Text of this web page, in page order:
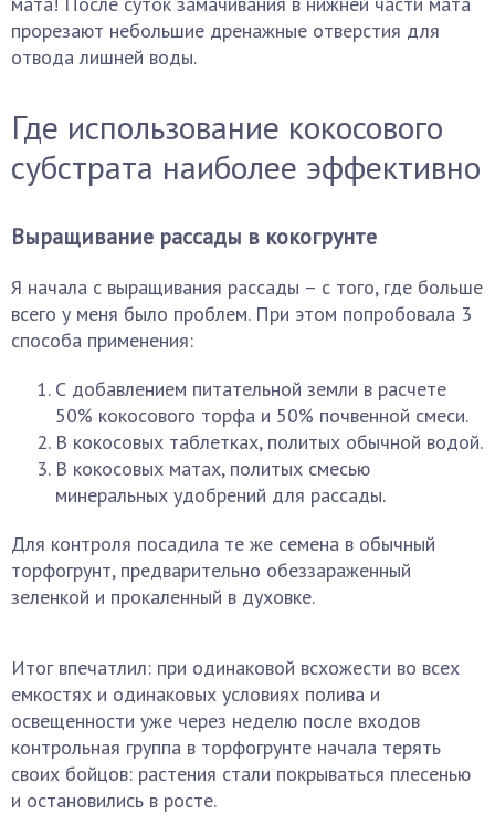
прорезают небольшие дренажные отверстия для
отвода лишней воды.
Где использование кокосового
субстрата наиболее эффективно
Выращивание рассады в кокогрунте
Я начала с выращивания рассады – с того, где больше
всего у меня было проблем. При этом попробовала 3
способа применения:
С добавлением питательной земли в расчете
50% кокосового торфа и 50% почвенной смеси.
В кокосовых таблетках, политых обычной водой.
В кокосовых матах, политых смесью
минеральных удобрений для рассады.
Для контроля посадила те же семена в обычный
торфогрунт, предварительно обеззараженный
зеленкой и прокаленный в духовке.
Итог впечатлил: при одинаковой всхожести во всех
емкостях и одинаковых условиях полива и
освещенности уже через неделю после входов
контрольная группа в торфогрунте начала терять
своих бойцов: растения стали покрываться плесенью
и остановились в росте.